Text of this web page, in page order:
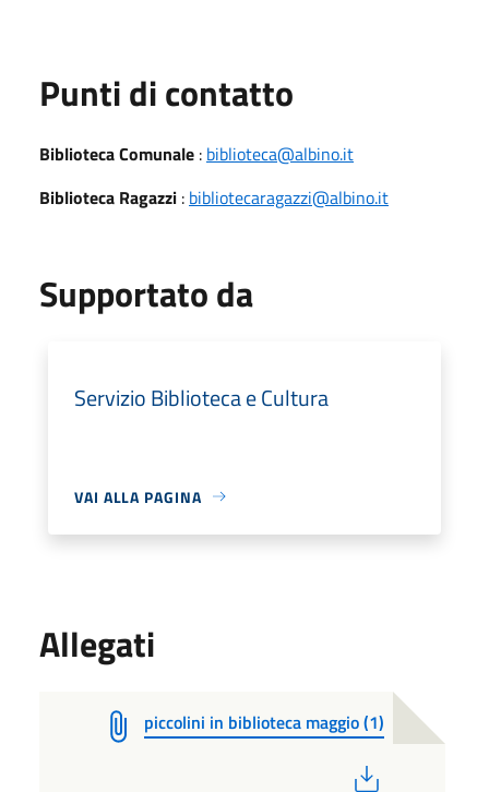
Punti di contatto
Biblioteca Comunale : biblioteca@albino.it
Biblioteca Ragazzi : bibliotecaragazzi@albino.it
Supportato da
Servizio Biblioteca e Cultura
VAI ALLA PAGINA
Allegati
piccolini in biblioteca maggio (1)